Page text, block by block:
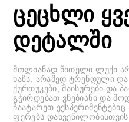
ცეცხლი
დეტალში
მთლიანად წითელი ლუქი
ხაზს, არამედ ტრენდული
ქურთუკები, მაისურები და
გჭირდებათ ვნებიანი და
ჩაატარეთ
ფერებს დახვეწილობისთვის.